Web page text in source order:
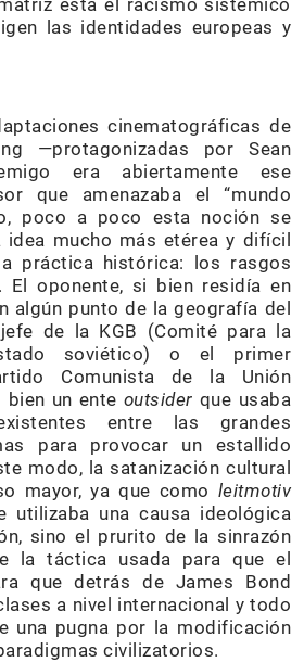
las identidades europeas y
cinematográficas de
—protagonizadas por Sean
era abiertamente ese
que amenazaba el “mundo
poco a poco esta noción se
idea mucho más etérea y difícil
práctica histórica: los rasgos
El oponente, si bien residía en
algún punto de la geografía del
de la KGB (Comité para la
soviético) o el primer
Comunista de la Unión
bien un ente outsider que usaba
entre las grandes
para provocar un estallido
modo, la satanización cultural
mayor, ya que como leitmotiv
utilizaba una causa ideológica
sino el prurito de la sinrazón
la táctica usada para que el
que detrás de James Bond
a nivel internacional y todo
una pugna por la modificación
civilizatorios.